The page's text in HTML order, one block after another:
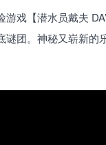
戏【潜水员戴夫
团。神秘又崭新的